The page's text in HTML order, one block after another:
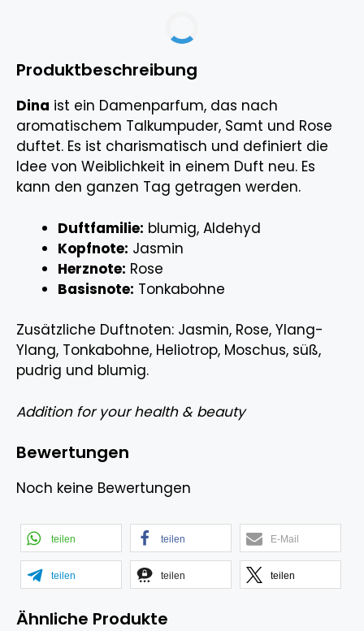
Produktbeschreibung
Dina ist ein Damenparfum, das nach
aromatischem Talkumpuder, Samt und Rose
duftet. Es ist charismatisch und definiert die
Idee von Weiblichkeit in einem Duft neu. Es
kann den ganzen Tag getragen werden.
Duftfamilie: blumig, Aldehyd
Kopfnote: Jasmin
Herznote: Rose
Basisnote: Tonkabohne
Zusätzliche Duftnoten: Jasmin, Rose, Ylang-
Ylang, Tonkabohne, Heliotrop, Moschus, süß,
pudrig und blumig.
Addition for your health & beauty
Bewertungen
Noch keine Bewertungen
teilen teilen E-Mail
teilen teilen teilen
Ähnliche Produkte